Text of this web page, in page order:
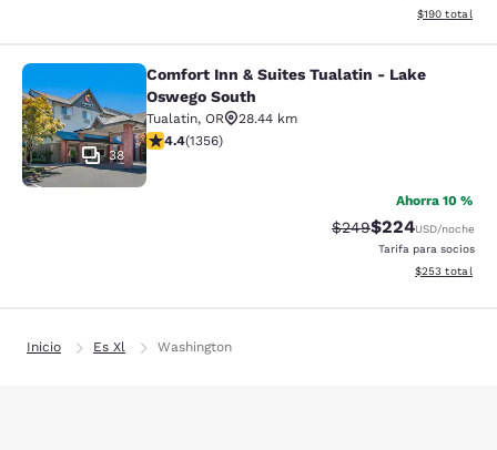
Ver detalles
$190 total
Comfort Inn & Suites Tualatin -
38
Comfort Inn & Suites Tualatin - Lake
Oswego South
Tualatin, OR
28.44 km
calificación de 4.38 estrellas. Excelente. 1356 reseñas
4.4(1356)
Ahorra 10 %
Precio tachado:
$249Precio con
$224USD/noche
Tarifa para socios
Ver detalles
$253 total
Inicio Es Xl Washington